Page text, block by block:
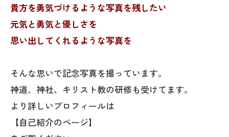
貴方を勇気づけるような写真を残したい
元気と勇気と優しさを
思い出してくれるような写真を
そんな思いで記念写真を撮っています。
神道、神社、キリスト教の研修も受けてます。
より詳しいプロフィールは
【自己紹介のページ】